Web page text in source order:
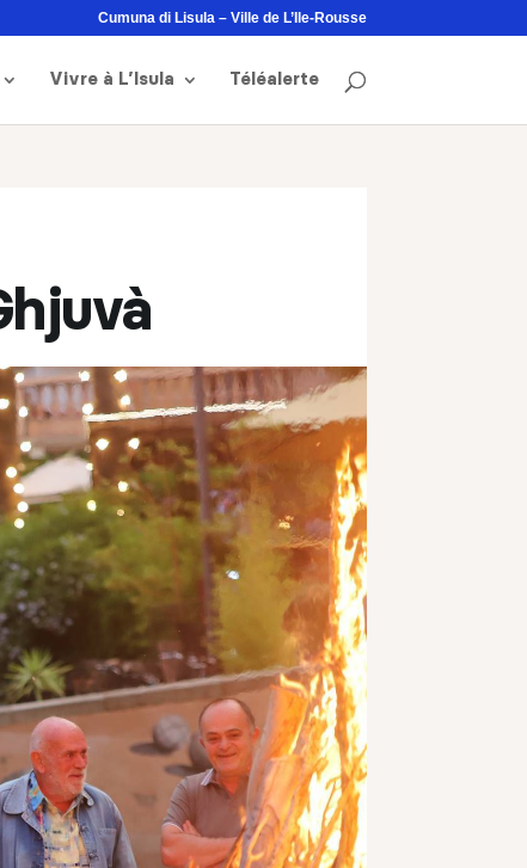
Cumuna di Lisula – Ville de L’Ile-Rousse
Vivre à L’Isula Téléalerte